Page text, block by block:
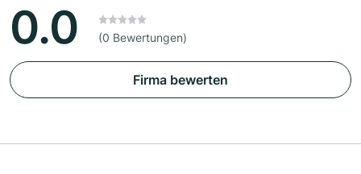
0.0 (0 Bewertungen)
Firma bewerten